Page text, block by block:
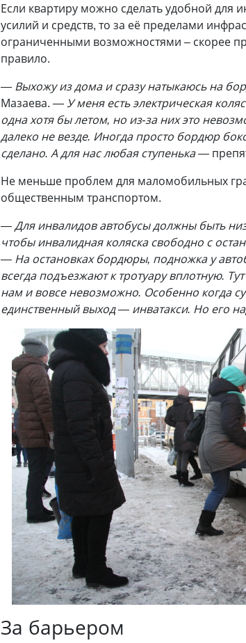
Если квартиру можно сделать удобной для
усилий и средств, то за её пределами
ограниченными возможностями – скорее
правило.
— Выхожу из дома и сразу натыкаюсь на
Мазаева. — У меня есть электрическая
одна хотя бы летом, но из-за них это
далеко не везде. Иногда просто бордюр
сделано. А для нас любая ступенька —
Не меньше проблем для маломобильных
общественным транспортом.
—Для инвалидов автобусы должны быть
чтобы инвалидная коляска свободно с
— На остановках бордюры, подножка у
всегда подъезжают к тротуару вплотную.
нам и вовсе невозможно. Особенно когда
единственный выход — инватакси. Но его
За барьером